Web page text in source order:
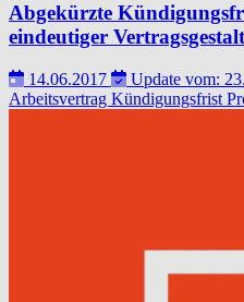
Abgekürzte
eindeutiger
14.06.2017
Update vom:
Arbeitsvertrag Kündigungsfrist